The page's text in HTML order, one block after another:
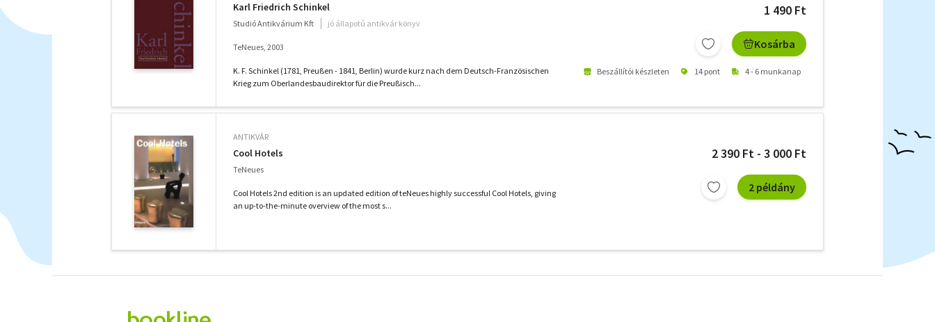
Karl Friedrich Schinkel
Studió Antikvárium Kft jó állapotú antikvár könyv
TeNeues, 2003
K. F. Schinkel (1781, Preußen - 1841, Berlin) wurde kurz nach dem Deutsch-Französischen
Krieg zum Oberlandesbaudirektor für die Preußisch...
1 490 Ft
Kosárba
Beszállítói készleten 14 pont 4 - 6 munkanap
ANTIKVÁR
Cool Hotels
TeNeues
Cool Hotels 2nd edition is an updated edition of teNeues highly successful Cool Hotels, giving
an up-to-the-minute overview of the most s...
2 390 Ft - 3 000 Ft
2 példány
szűrők